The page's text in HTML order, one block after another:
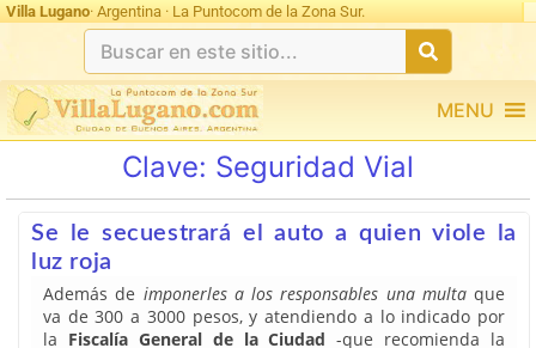
Villa Lugano· Argentina · La Puntocom de la Zona Sur.
MENU
Clave: Seguridad Vial
Se le secuestrará el auto a quien viole la
luz roja
Además de imponerles a los responsables una multaque
va de 300 a 3000 pesos, y atendiendo a lo indicado por
la Fiscalía General de la Ciudad -que recomienda la